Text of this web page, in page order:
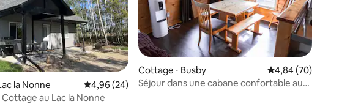
base de 100 commentaires : 4,96 sur 5
la Nonne Évaluation moyenne sur la base de 24 commentaires : 4,96 sur 5
4,96 (24)
au Lac la Nonne
Cottage ⋅ Busby Évaluation moyenne
4,84 (70)
Séjour dans une cabane confortable au